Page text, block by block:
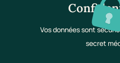
Vos données sont
secret